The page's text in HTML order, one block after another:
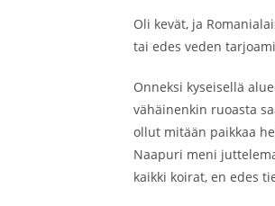
Oli kevät, ja
tai edes veden
Onneksi kyseisellä
vähäinenkin ruoasta
ollut mitään paikkaa
Naapuri meni
kaikki koirat, en edes